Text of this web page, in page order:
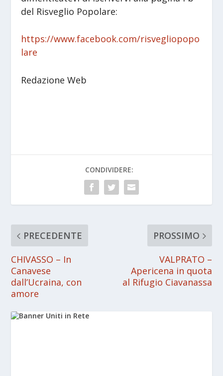
del Risveglio Popolare:
https://www.facebook.com/risvegliopopo
lare
Redazione Web
CONDIVIDERE:
PRECEDENTE
CHIVASSO – In
Canavese
dall’Ucraina, con
amore
PROSSIMO
VALPRATO –
Apericena in quota
al Rifugio Ciavanassa